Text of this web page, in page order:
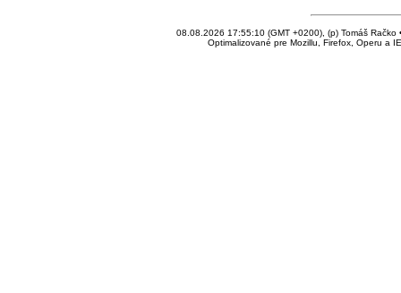
08.08.2026 17:55:10 (GMT +0200), (p) Tomáš Račko
Optimalizované pre Mozillu, Firefox, Operu a